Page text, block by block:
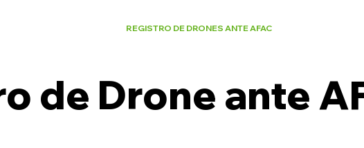
REGISTRO DE DRONES ANTE AFAC
de Drone ante